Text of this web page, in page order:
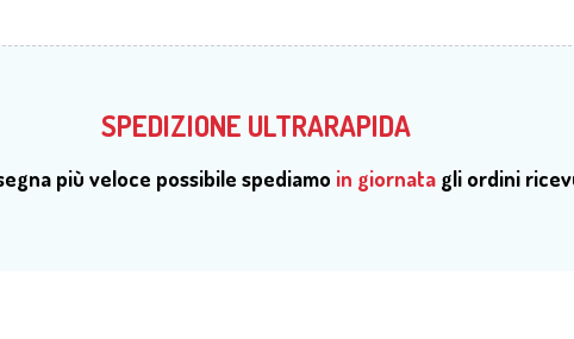
SPEDIZIONE ULTRARAPIDA
più veloce possibile spediamo in giornatagli ordini